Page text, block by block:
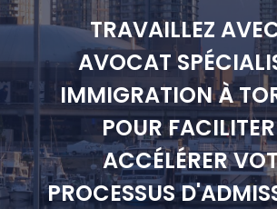
TRAVAILLEZ
AVOCAT
IMMIGRATION À
POUR
ACCÉLÉRER
PROCESSUS